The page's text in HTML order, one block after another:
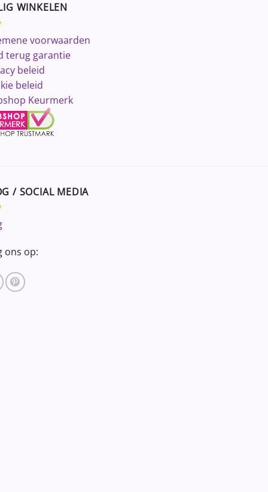
WINKELEN
voorwaarden
terug garantie
beleid
beleid
Keurmerk
/ SOCIAL MEDIA
ons op: